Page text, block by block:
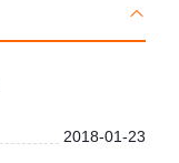
2018-01-23